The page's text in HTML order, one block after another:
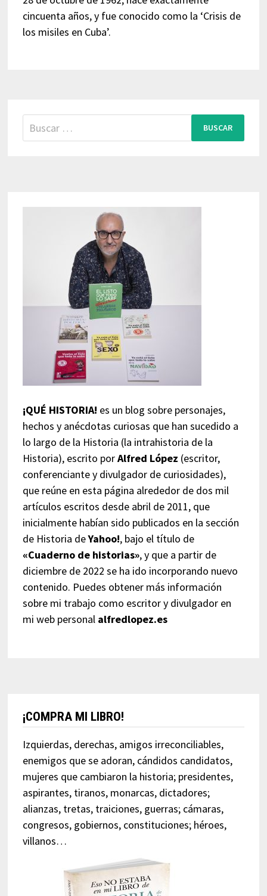
cincuenta años, y fue conocido como la ‘Crisis de
los misiles en Cuba’.
Buscar:
¡QUÉ HISTORIA! es un blog sobre personajes,
hechos y anécdotas curiosas que han sucedido a
lo largo de la Historia (la intrahistoria de la
Historia), escrito porAlfred López (escritor,
conferenciante y divulgador de curiosidades),
que reúne en esta página alrededor de dos mil
artículos escritos desde abril de 2011, que
inicialmente habían sido publicados en la sección
de Historia deYahoo!, bajo el título de
«Cuaderno de historias», y que a partir de
diciembre de 2022 se ha ido incorporando nuevo
contenido. Puedes obtener más información
sobre mi trabajo como escritor y divulgador en
mi web personal alfredlopez.es
¡COMPRA MI LIBRO!
Izquierdas, derechas, amigos irreconciliables,
enemigos que se adoran, cándidos candidatos,
mujeres que cambiaron la historia; presidentes,
aspirantes, tiranos, monarcas, dictadores;
alianzas, tretas, traiciones, guerras; cámaras,
congresos, gobiernos, constituciones; héroes,
villanos…